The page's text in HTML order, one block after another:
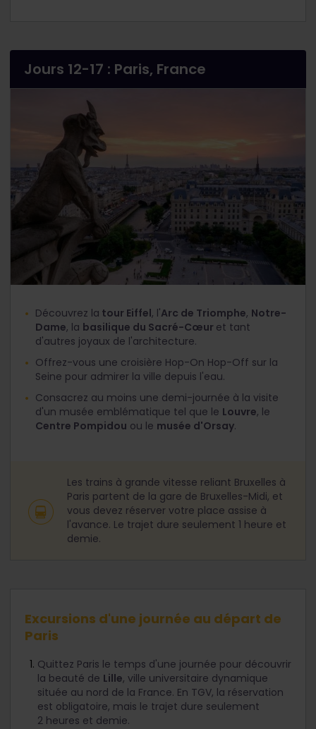
Jours 12-17 : Paris, France
Découvrez la tour Eiffel, l'Arc de Triomphe, Notre-
Dame, la basilique du Sacré-Cœur et tant
d'autres joyaux de l'architecture.
Offrez-vous une croisière Hop-On Hop-Off sur la
Seine pour admirer la ville depuis l'eau.
Consacrez au moins une demi-journée à la visite
d'un musée emblématique tel que le Louvre, le
Centre Pompidou ou le musée d'Orsay.
Les trains à grande vitesse reliant Bruxelles à
Paris partent de la gare de Bruxelles-Midi, et
vous devez réserver votre place assise à
l'avance. Le trajet dure seulement 1 heure et
demie.
Excursions d'une journée au départ de
Paris
Quittez Paris le temps d'une journée pour découvrir
la beauté de Lille, ville universitaire dynamique
située au nord de la France. En TGV, la réservation
est obligatoire, mais le trajet dure seulement
2 heures et demie.